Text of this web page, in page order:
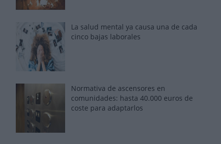
La salud mental ya causa una de cada
cinco bajas laborales
Normativa de ascensores en
comunidades: hasta 40.000 euros de
coste para adaptarlos